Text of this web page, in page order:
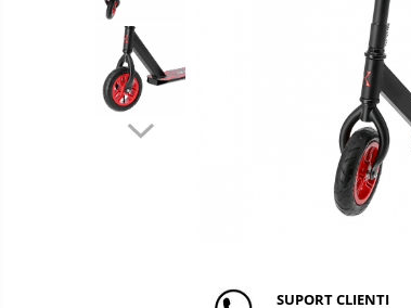
Patuturi lemn pana la 120 x 60 cm
Patuturi lemn 140 x 70 cm
Patuturi lemn 160 x 80 cm
SUPORT CLIENTI